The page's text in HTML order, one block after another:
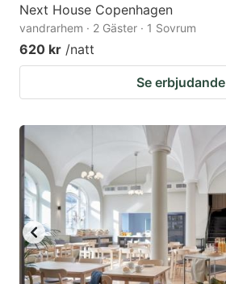
Next House Copenhagen
vandrarhem · 2 Gäster · 1 Sovrum
620 kr /natt
Se erbjudande